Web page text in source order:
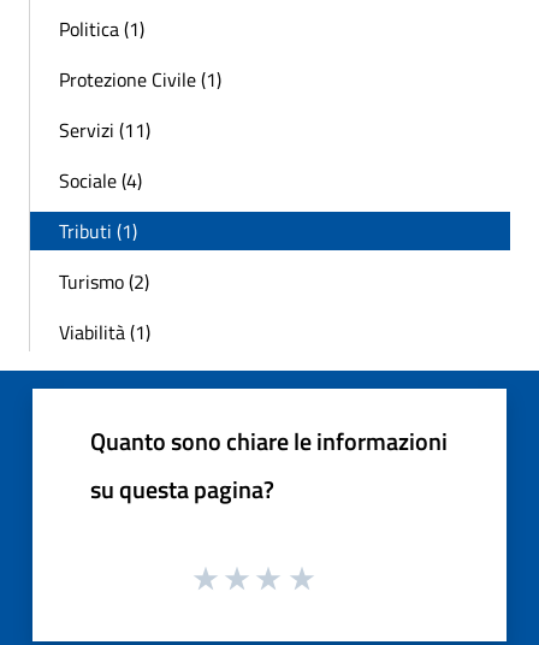
Politica (1)
Protezione Civile (1)
Servizi (11)
Sociale (4)
Tributi (1)
Turismo (2)
Viabilità (1)
Quanto sono chiare le informazioni
su questa pagina?